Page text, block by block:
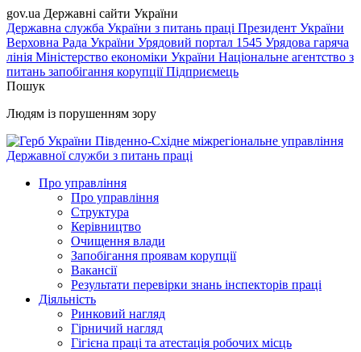
gov.ua Державні сайти України
Державна служба України з питань праці Президент України
Верховна Рада України Урядовий портал 1545 Урядова гаряча
лінія Міністерство економіки України Національне агентство з
питань запобігання корупціїПідприємець
Пошук
Людям із порушенням зору
Південно-Східне міжрегіональне управління
Державної служби з питань праці
Про управління
Про управління
Структура
Керівництво
Очищення влади
Запобігання проявам корупції
Вакансії
Результати перевірки знань інспекторів праці
Діяльність
Ринковий нагляд
Гірничий нагляд
Гігієна праці та атестація робочих місць